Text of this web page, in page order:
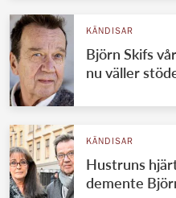
KÄNDISAR
Björn Skifs
nu väller
KÄNDISAR
Hustruns
demente